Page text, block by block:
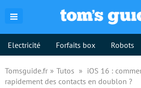
Electricité Forfaits box Robots
Tomsguide.fr Tutos
iOS 16 :
rapidement des contacts en doublon ?